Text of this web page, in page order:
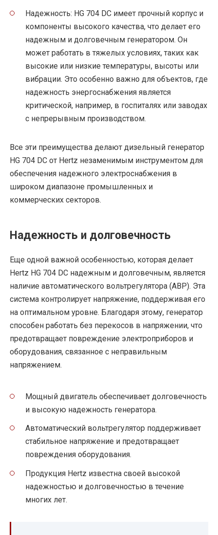
Надежность: HG 704 DC имеет прочный корпус и
компоненты высокого качества, что делает его
надежным и долговечным генератором. Он
может работать в тяжелых условиях, таких как
высокие или низкие температуры, высоты или
вибрации. Это особенно важно для объектов, где
надежность энергоснабжения является
критической, например, в госпиталях или заводах
с непрерывным производством.
Все эти преимущества делают дизельный генератор
HG 704 DC от Hertz незаменимым инструментом для
обеспечения надежного электроснабжения в
широком диапазоне промышленных и
коммерческих секторов.
Надежность и долговечность
Еще одной важной особенностью, которая делает
Hertz HG 704 DC надежным и долговечным, является
наличие автоматического вольтрегулятора (АВР). Эта
система контролирует напряжение, поддерживая его
на оптимальном уровне. Благодаря этому, генератор
способен работать без перекосов в напряжении, что
предотвращает повреждение электроприборов и
оборудования, связанное с неправильным
напряжением.
Мощный двигатель обеспечивает долговечность
и высокую надежность генератора.
Автоматический вольтрегулятор поддерживает
стабильное напряжение и предотвращает
повреждения оборудования.
Продукция Hertz известна своей высокой
надежностью и долговечностью в течение
многих лет.